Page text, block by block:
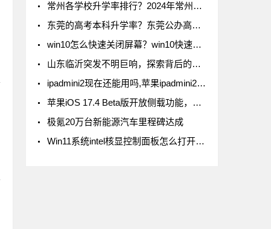
常州各学校升学率排行？2024年常州初中升学率排名
东莞的高考本科升学率？东莞公办高中录取率有多少
win10怎么快速关闭屏幕？win10快速关闭屏幕方法
山东临沂突发不明巨响，探索背后的真相
ipadmini2现在还能用吗,苹果ipadmini2现在还能用吗
苹果iOS 17.4 Beta版开放侧载功能，但iPad不在列
极氪20万台新能源汽车里程碑达成
Win11系统intel核显控制面板怎么打开-打开intel核显控制面板的方法